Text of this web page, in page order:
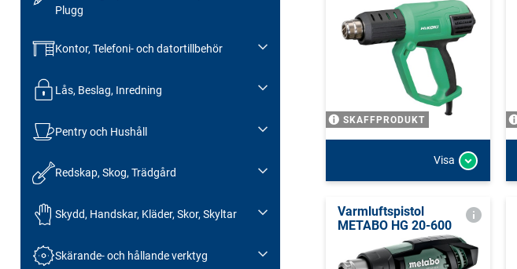
Plugg
Kontor, Telefoni- och datortillbehör
Lås, Beslag, Inredning
Pentry och Hushåll
Redskap, Skog, Trädgård
Skydd, Handskar, Kläder, Skor, Skyltar
Skärande- och hållande verktyg
SKAFFPRODUKT
Visa
Varmluftspistol
METABO HG 20-600